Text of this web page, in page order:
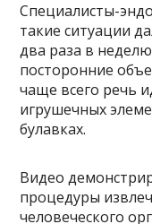
Специалисты-
такие ситуации
два раза в
посторонние
чаще всего речь
игрушечных
булавках.
Видео
процедуры
человеческого